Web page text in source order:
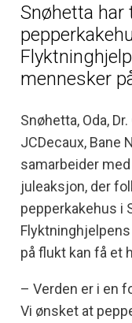
Snøhetta har
mennesker
Snøhetta, Oda,
JCDecaux, Bane
samarbeider
juleaksjon, der
pepperkakehus i
på flukt kan få et
– Verden er i en
Vi ønsket at